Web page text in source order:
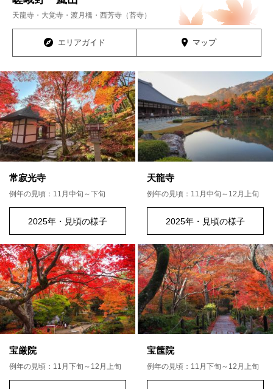
天龍寺・大覚寺・渡月橋・西芳寺（苔寺）
エリアガイド マップ
常寂光寺
例年の見頃：11月中旬～下旬
2025年・見頃の様子
天龍寺
例年の見頃：11月中旬～12月上旬
2025年・見頃の様子
宝厳院
例年の見頃：11月下旬～12月上旬
宝筺院
例年の見頃：11月下旬～12月上旬